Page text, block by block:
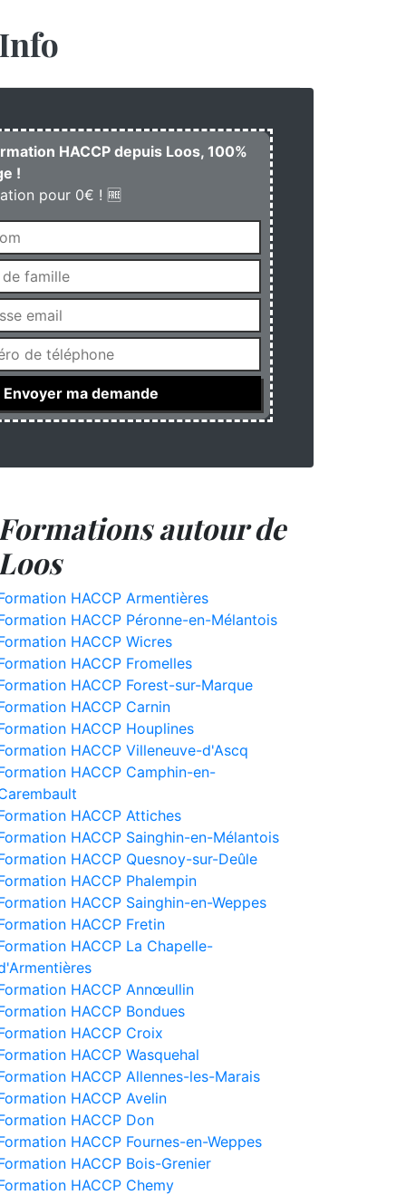
HACCP depuis Loos, 100%
!
pour 0€ ! 🆓
Formations autour de
Loos
HACCP Armentières
HACCP Péronne-en-Mélantois
HACCP Wicres
HACCP Fromelles
HACCP Forest-sur-Marque
HACCP Carnin
HACCP Houplines
HACCP Villeneuve-d'Ascq
HACCP Camphin-en-
HACCP Attiches
HACCP Sainghin-en-Mélantois
HACCP Quesnoy-sur-Deûle
HACCP Phalempin
HACCP Sainghin-en-Weppes
HACCP Fretin
HACCP La Chapelle-
HACCP Annœullin
HACCP Bondues
HACCP Croix
HACCP Wasquehal
HACCP Allennes-les-Marais
HACCP Avelin
HACCP Don
HACCP Fournes-en-Weppes
HACCP Bois-Grenier
HACCP Chemy